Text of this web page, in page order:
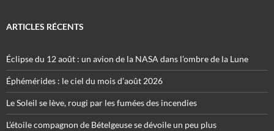
ARTICLES RÉCENTS
Éclipse du 12 août : un avion de la NASA dans l’ombre de la Lune
Éphémérides : le ciel du mois d’août 2026
Le Soleil se lève, rougi par les fumées des incendies
L’étoile compagnon de Bételgeuse se dévoile un peu plus